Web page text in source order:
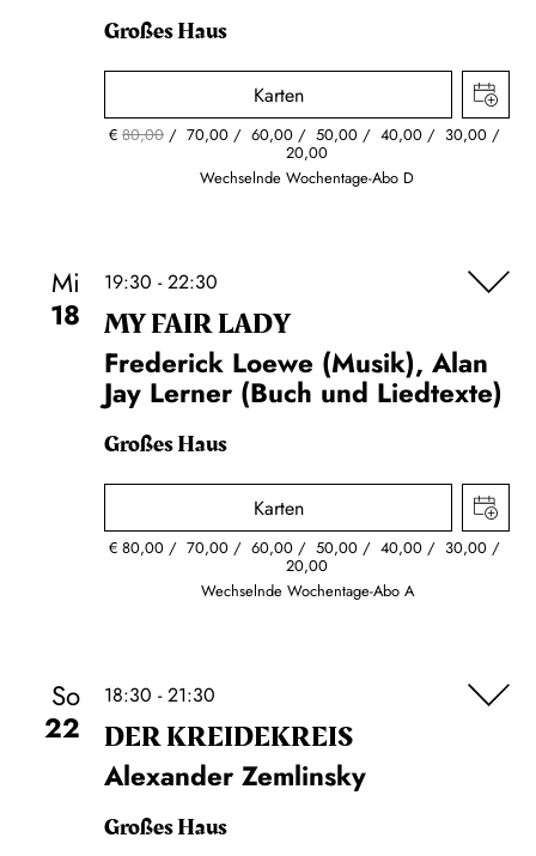
Großes Haus
Karten
€80,00 70,00 60,00 50,00 40,00 30,00
20,00
Wechselnde Wochentage-Abo D
Mi
18
19:30 - 22:30
MY FAIR LADY
Frederick Loewe (Musik), Alan
Jay Lerner (Buch und Liedtexte)
Großes Haus
Karten
€80,00 70,00 60,00 50,00 40,00 30,00
20,00
Wechselnde Wochentage-Abo A
So
22
18:30 - 21:30
DER KREIDE­KREIS
Alexander Zemlinsky
Großes Haus